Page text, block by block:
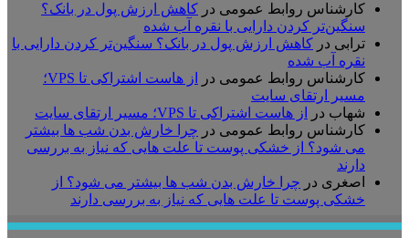
کارشناس روابط عمومی در کاهش ارزش پول در بانک؟
سنگین‌تر کردن دارایی با نقره آب شده
ترابی در کاهش ارزش پول در بانک؟ سنگین‌تر کردن دارایی با
نقره آب شده
کارشناس روابط عمومی در
از هاست اشتراکی تا VPS؛
مسیر ارتقای سایت
شهاب در
از هاست اشتراکی تا VPS؛ مسیر ارتقای سایت
کارشناس روابط عمومی در چرا خارش بدن شب ها بیشتر
می شود؟ از خشکی پوست تا علت هایی که نیاز به بررسی
دارند
اصغری در چرا خارش بدن شب ها بیشتر می شود؟ از
خشکی پوست تا علت هایی که نیاز به بررسی دارند